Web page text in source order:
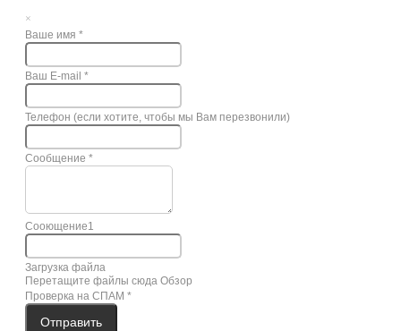
×
Ваше имя *
Ваш E-mail *
Телефон (если хотите, чтобы мы Вам перезвонили)
Сообщение *
Сооющение1
Загрузка файла
Перетащите файлы сюда Обзор
Проверка на СПАМ *
Отправить